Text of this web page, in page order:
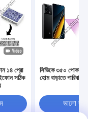
১৪ প্রো
সঠিক
সিভিকে ৩৫০ পোকার
হোম বাড়াতে
ভালো দাম